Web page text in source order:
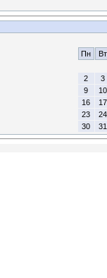
Пн Вт
2
3
9
10
16
17
23
24
30
31